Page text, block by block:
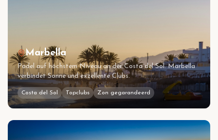
Marbella
Padel auf höchstem Niveau an der Costa del Sol. Marbella
verbindet Sonne und exzellente Clubs.
Costa del Sol Topclubs Zon gegarandeerd